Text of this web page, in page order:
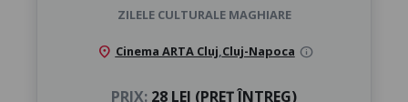
ZILELE CULTURALE MAGHIARE
location_on Cinema ARTA Cluj,Cluj-Napoca info
PRIX: 28 LEI (PREȚ ÎNTREG)